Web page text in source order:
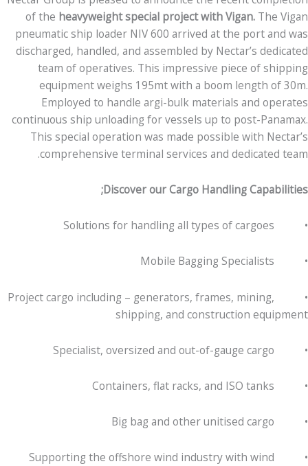
of the heavyweight special project with Vigan. The Vigan
pneumatic ship loader NIV 600 arrived at the port and was
discharged, handled, and assembled by Nectar’s dedicated
team of operatives. This impressive piece of shipping
equipment weighs 195mt with a boom length of 30m.
Employed to handle argi-bulk materials and operates
continuous ship unloading for vessels up to post-Panamax.
This special operation was made possible with Nectar’s
comprehensive terminal services and dedicated team.
Discover our Cargo Handling Capabilities;
• Solutions for handling all types of cargoes
• Mobile Bagging Specialists
• Project cargo including – generators, frames, mining,
shipping, and construction equipment
• Specialist, oversized and out-of-gauge cargo
• Containers, flat racks, and ISO tanks
• Big bag and other unitised cargo
• Supporting the offshore wind industry with wind